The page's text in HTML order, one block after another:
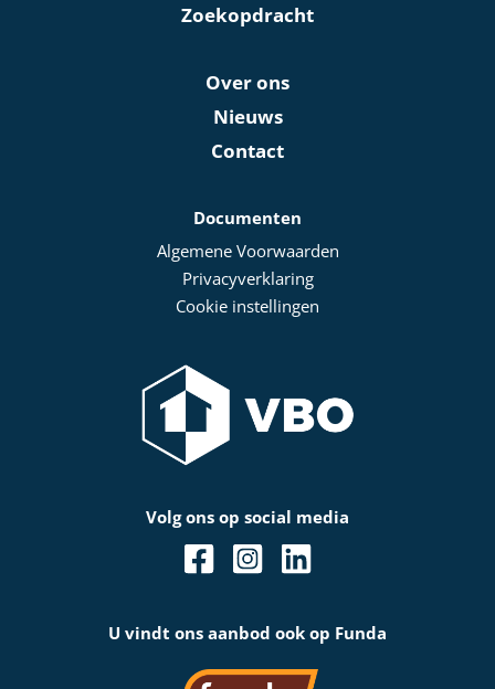
Zoekopdracht
Over ons
Nieuws
Contact
Documenten
Algemene Voorwaarden
Privacyverklaring
Cookie instellingen
Volg ons op social media
U vindt ons aanbod ook op Funda